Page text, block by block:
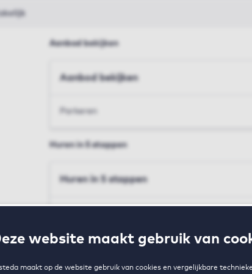
website maakt gebruik van
maakt op de website gebruik van cookies en vergelijkbare
Aanbod bekijken
Aanbod bekijken
Parkeren
Huren in 5 stappen
Huren in 5 stappen
Voorwaarden en toewijzing